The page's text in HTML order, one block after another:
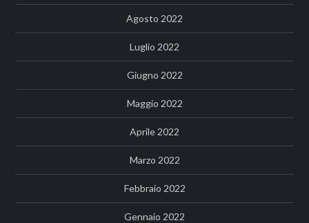
Agosto 2022
Luglio 2022
Giugno 2022
Maggio 2022
Aprile 2022
Marzo 2022
Febbraio 2022
Gennaio 2022